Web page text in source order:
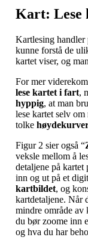
Kart: Lese
Kartlesing handler
kunne forstå de
kartet viser, og
For mer
lese kartet i fart,
hyppig, at man
lese kartet selv
tolke
Figur 2 sier også “
veksle mellom å
detaljene på
inn og ut på et
kartbildet, og
kartdetaljene. Når
mindre område av
du bør zoome inn
og hva du har